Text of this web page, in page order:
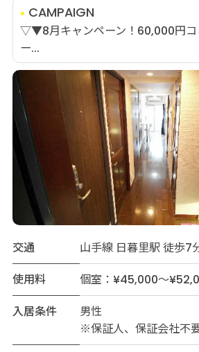
CAMPAIGN
▽▼8月キャンペーン！60,000円コ
ー...
交通
山手線 日暮里駅 徒歩7
使用料
個室：¥45,000～
入居条件
男性
※保証人、保証会社不